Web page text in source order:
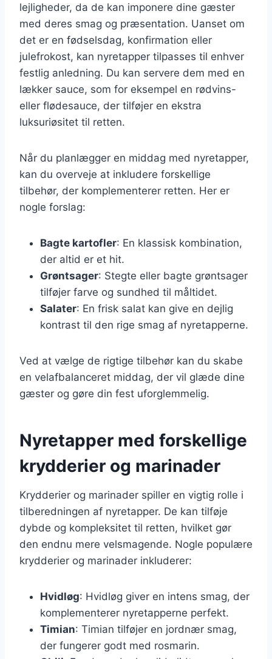
lejligheder, da de kan imponere dine gæster
med deres smag og præsentation. Uanset om
det er en fødselsdag, konfirmation eller
julefrokost, kan nyretapper tilpasses til enhver
festlig anledning. Du kan servere dem med en
lækker sauce, som for eksempel en rødvins-
eller flødesauce, der tilføjer en ekstra
luksuriøsitet til retten.
Når du planlægger en middag med nyretapper,
kan du overveje at inkludere forskellige
tilbehør, der komplementerer retten. Her er
nogle forslag:
Bagte kartofler: En klassisk kombination,
der altid er et hit.
Grøntsager: Stegte eller bagte grøntsager
tilføjer farve og sundhed til måltidet.
Salater: En frisk salat kan give en dejlig
kontrast til den rige smag af nyretapperne.
Ved at vælge de rigtige tilbehør kan du skabe
en velafbalanceret middag, der vil glæde dine
gæster og gøre din fest uforglemmelig.
Nyretapper med forskellige
krydderier og marinader
Krydderier og marinader spiller en vigtig rolle i
tilberedningen af nyretapper. De kan tilføje
dybde og kompleksitet til retten, hvilket gør
den endnu mere velsmagende. Nogle populære
krydderier og marinader inkluderer:
Hvidløg: Hvidløg giver en intens smag, der
komplementerer nyretapperne perfekt.
Timian: Timian tilføjer en jordnær smag,
der fungerer godt med rosmarin.